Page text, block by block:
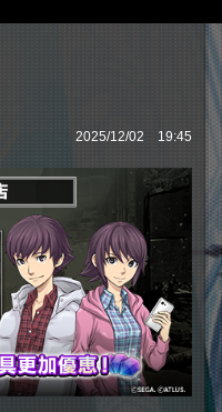
2025/12/02 19:45